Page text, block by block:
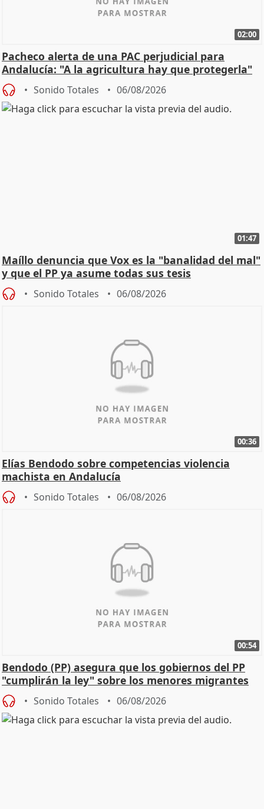
02:00
Pacheco alerta de una PAC perjudicial para
Andalucía: "A la agricultura hay que protegerla"
Sonido Totales 06/08/2026
01:47
Maíllo denuncia que Vox es la "banalidad del mal"
y que el PP ya asume todas sus tesis
Sonido Totales 06/08/2026
00:36
Elías Bendodo sobre competencias violencia
machista en Andalucía
Sonido Totales 06/08/2026
00:54
Bendodo (PP) asegura que los gobiernos del PP
"cumplirán la ley" sobre los menores migrantes
Sonido Totales 06/08/2026